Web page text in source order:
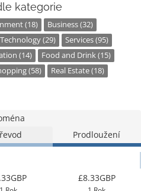
kategorie
(18)
Business (32)
Technology (29)
Services (95)
(14)
Food and Drink (15)
(58)
Real Estate (18)
Prodloužení
£8.33GBP